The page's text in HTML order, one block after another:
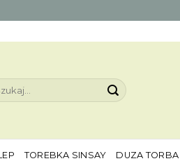
TOREBKA SINSAY DUZA TORBA